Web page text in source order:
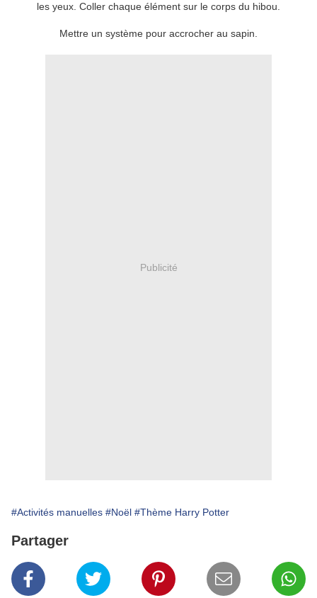
les yeux. Coller chaque élément sur le corps du hibou.
Mettre un système pour accrocher au sapin.
Publicité
#Activités manuelles #Noël #Thème Harry Potter
Partager